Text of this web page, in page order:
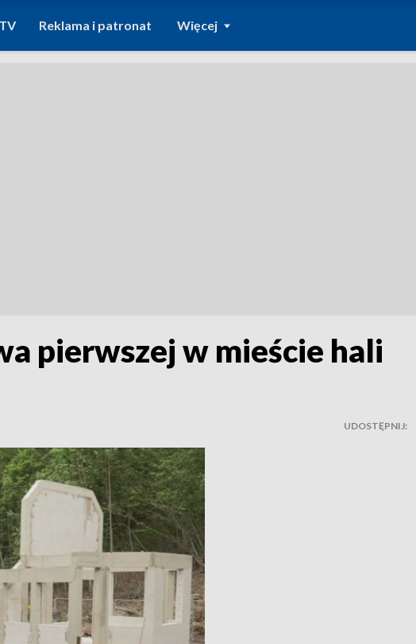
Reklama i patronat Więcej
pierwszej w mieście hali
UDOSTĘPNIJ: